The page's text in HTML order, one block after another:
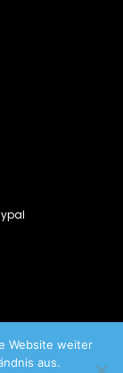
Website weiter
aus.